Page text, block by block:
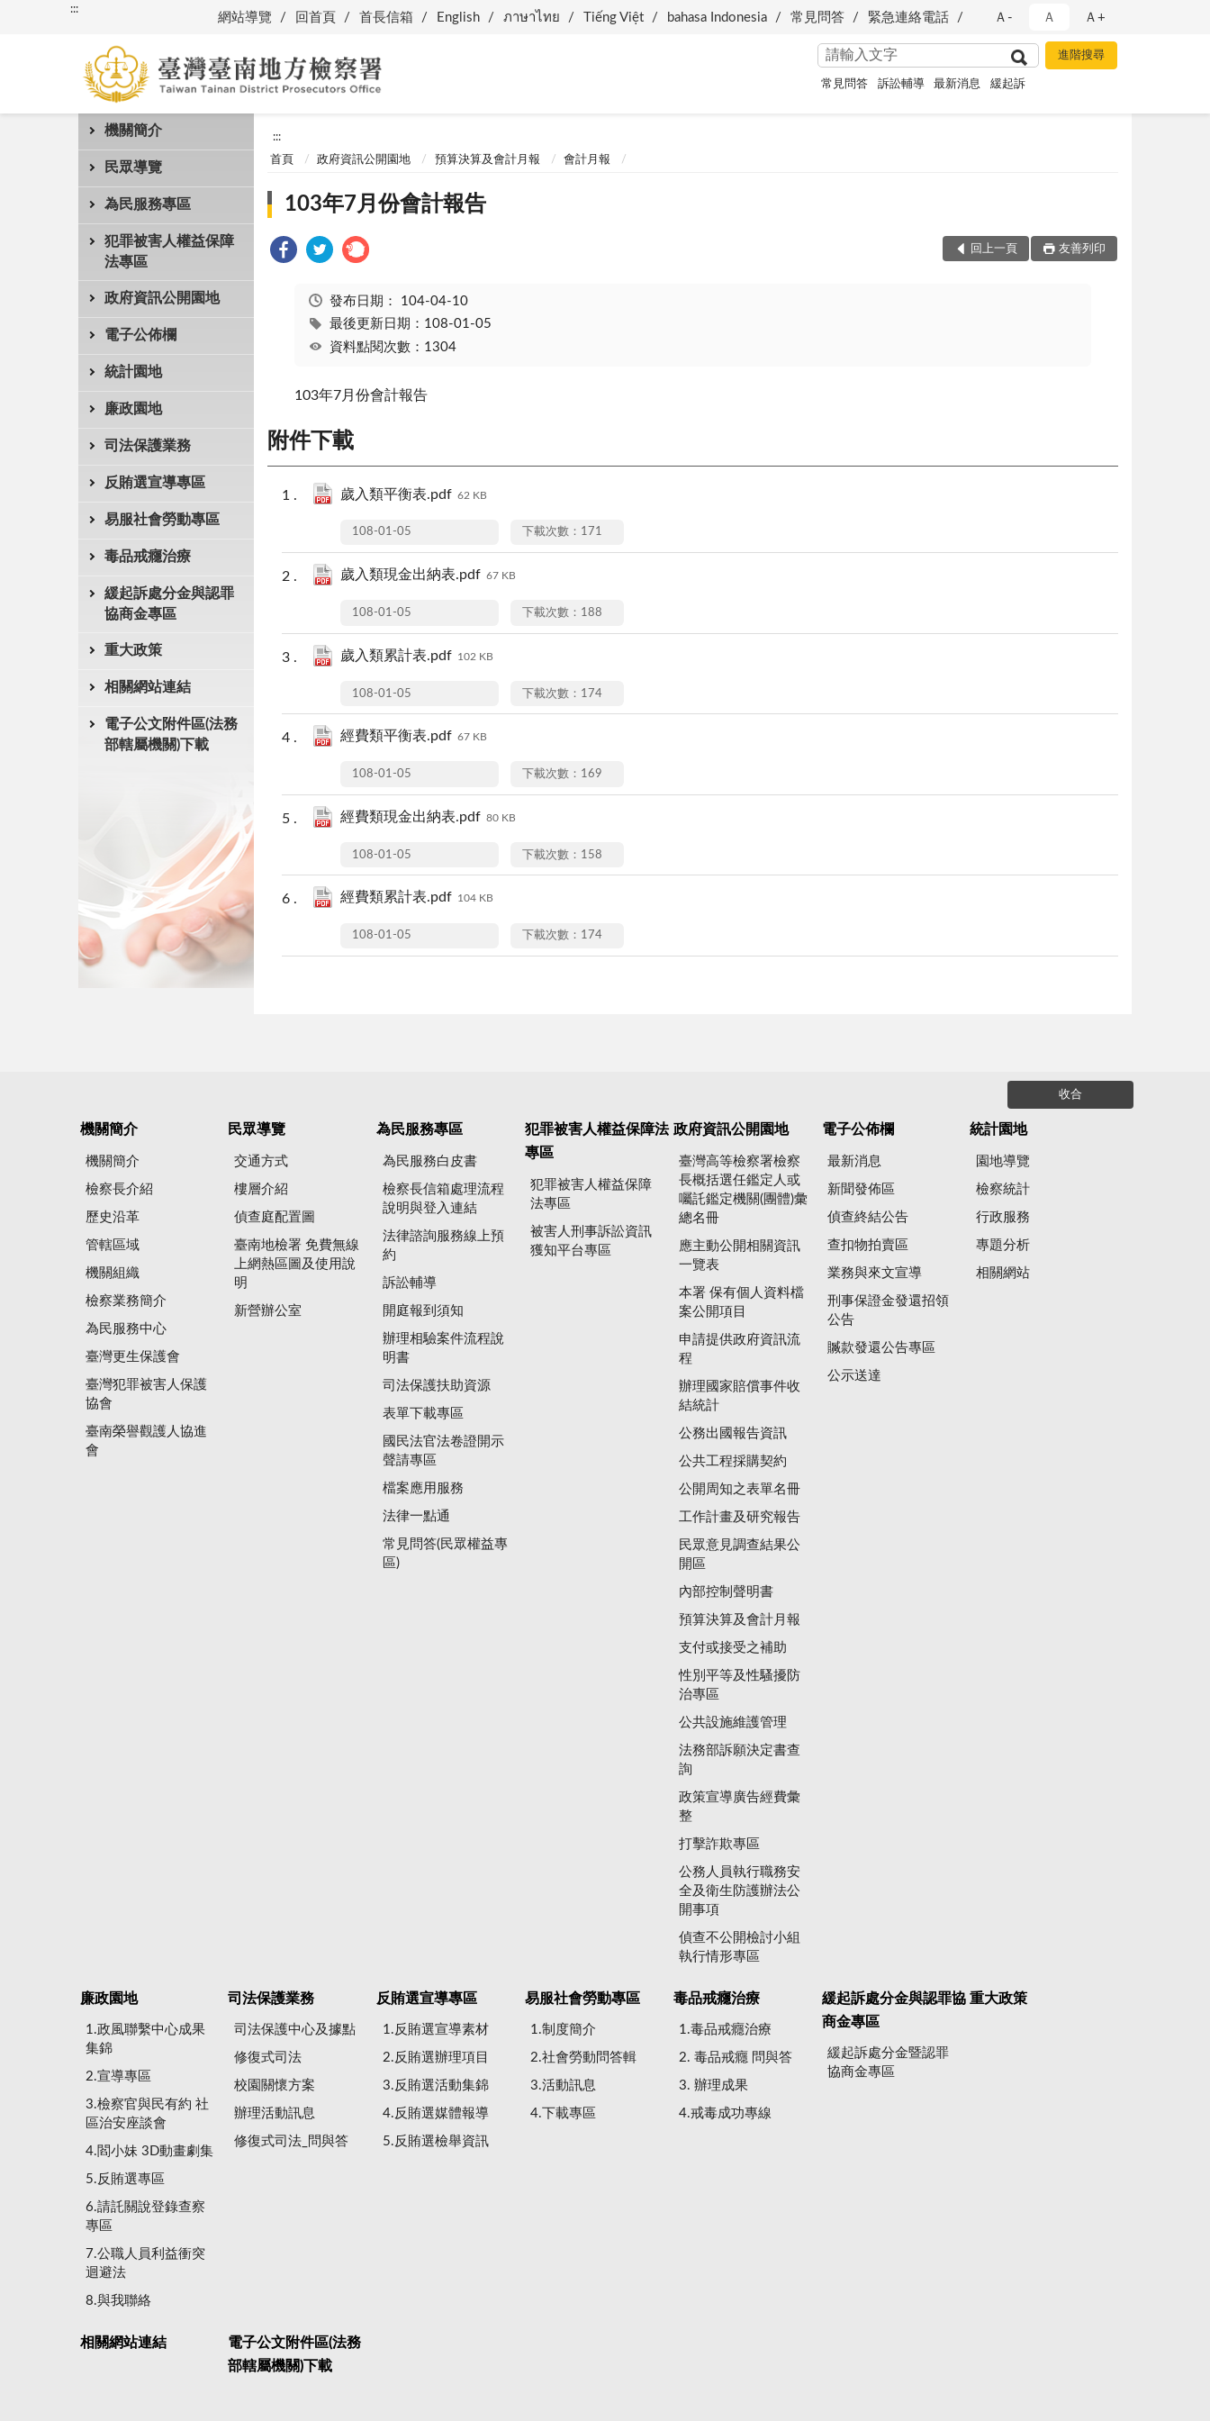
:::
網站導覽 回首頁 首長信箱 English ภาษาไทย Tiếng Việt bahasa Indonesia 常見問答 緊急連絡電話 Ａ- Ａ Ａ+
常見問答 訴訟輔導 最新消息 緩起訴
機關簡介
民眾導覽
為民服務專區
犯罪被害人權益保障
法專區
政府資訊公開園地
電子公佈欄
統計園地
廉政園地
司法保護業務
反賄選宣導專區
易服社會勞動專區
毒品戒癮治療
緩起訴處分金與認罪
協商金專區
重大政策
相關網站連結
電子公文附件區(法務
部轄屬機關)下載
:::
首頁 政府資訊公開園地 預算決算及會計月報 會計月報
103年7月份會計報告
回上一頁 友善列印
發布日期： 104-04-10
最後更新日期：108-01-05
資料點閱次數：1304
103年7月份會計報告
附件下載
歲入類平衡表.pdf 62 KB
108-01-05 下載次數：171
歲入類現金出納表.pdf 67 KB
108-01-05 下載次數：188
歲入類累計表.pdf 102 KB
108-01-05 下載次數：174
經費類平衡表.pdf 67 KB
108-01-05 下載次數：169
經費類現金出納表.pdf 80 KB
108-01-05 下載次數：158
經費類累計表.pdf 104 KB
108-01-05 下載次數：174
收合
機關簡介
機關簡介
檢察長介紹
歷史沿革
管轄區域
機關組織
檢察業務簡介
為民服務中心
臺灣更生保護會
臺灣犯罪被害人保護
協會
臺南榮譽觀護人協進
會
民眾導覽
交通方式
樓層介紹
偵查庭配置圖
臺南地檢署 免費無線
上網熱區圖及使用說
明
新營辦公室
為民服務專區
為民服務白皮書
檢察長信箱處理流程
說明與登入連結
法律諮詢服務線上預
約
訴訟輔導
開庭報到須知
辦理相驗案件流程說
明書
司法保護扶助資源
表單下載專區
國民法官法卷證開示
聲請專區
檔案應用服務
法律一點通
常見問答(民眾權益專
區)
犯罪被害人權益保障法
專區
犯罪被害人權益保障
法專區
被害人刑事訴訟資訊
獲知平台專區
政府資訊公開園地
臺灣高等檢察署檢察
長概括選任鑑定人或
囑託鑑定機關(團體)彙
總名冊
應主動公開相關資訊
一覽表
本署 保有個人資料檔
案公開項目
申請提供政府資訊流
程
辦理國家賠償事件收
結統計
公務出國報告資訊
公共工程採購契約
公開周知之表單名冊
工作計畫及研究報告
民眾意見調查結果公
開區
內部控制聲明書
預算決算及會計月報
支付或接受之補助
性別平等及性騷擾防
治專區
公共設施維護管理
法務部訴願決定書查
詢
政策宣導廣告經費彙
整
打擊詐欺專區
公務人員執行職務安
全及衛生防護辦法公
開事項
偵查不公開檢討小組
執行情形專區
電子公佈欄
最新消息
新聞發佈區
偵查終結公告
查扣物拍賣區
業務與來文宣導
刑事保證金發還招領
公告
贓款發還公告專區
公示送達
統計園地
園地導覽
檢察統計
行政服務
專題分析
相關網站
廉政園地
1.政風聯繫中心成果
集錦
2.宣導專區
3.檢察官與民有約 社
區治安座談會
4.閻小妹 3D動畫劇集
5.反賄選專區
6.請託關說登錄查察
專區
7.公職人員利益衝突
迴避法
8.與我聯絡
司法保護業務
司法保護中心及據點
修復式司法
校園關懷方案
辦理活動訊息
修復式司法_問與答
反賄選宣導專區
1.反賄選宣導素材
2.反賄選辦理項目
3.反賄選活動集錦
4.反賄選媒體報導
5.反賄選檢舉資訊
易服社會勞動專區
1.制度簡介
2.社會勞動問答輯
3.活動訊息
4.下載專區
毒品戒癮治療
1.毒品戒癮治療
2. 毒品戒癮 問與答
3. 辦理成果
4.戒毒成功專線
緩起訴處分金與認罪協
商金專區
緩起訴處分金暨認罪
協商金專區
重大政策
相關網站連結
電子公文附件區(法務
部轄屬機關)下載